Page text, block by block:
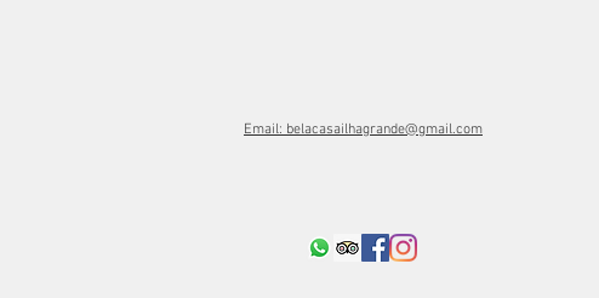
Email: belacasailhagrande@gmail.com